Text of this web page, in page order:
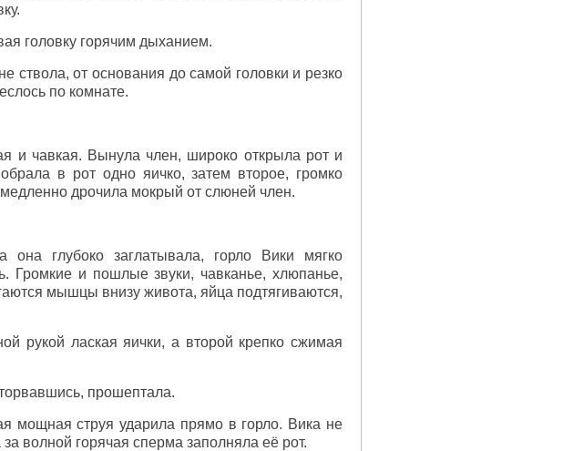
головку горячим дыханием.
ствола, от основания до самой головки и резко
по комнате.
и чавкая. Вынула член, широко открыла рот и
в рот одно яичко, затем второе, громко
дрочила мокрый от слюней член.
глубоко заглатывала, горло Вики мягко
Громкие и пошлые звуки, чавканье, хлюпанье,
мышцы внизу живота, яйца подтягиваются,
рукой лаская яички, а второй крепко сжимая
прошептала.
мощная струя ударила прямо в горло. Вика не
волной горячая сперма заполняла её рот.